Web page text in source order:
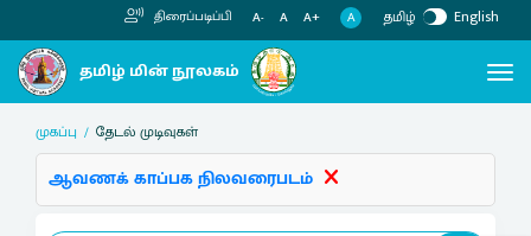
திரைப்படிப்பி A- A A+ A தமிழ் English
முகப்பு தேடல் முடிவுகள்
ஆவணக் காப்பக நிலவரைபடம்